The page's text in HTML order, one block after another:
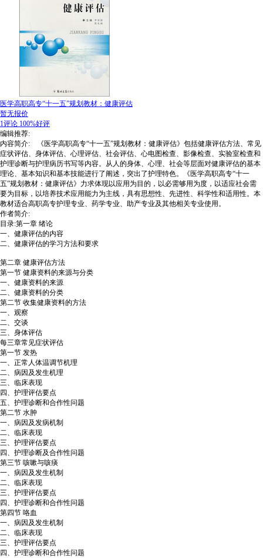
医学高职高专“十一五”规划教材：健康评估
暂无报价
1评论 100%好评
编辑推荐:
内容简介: 《医学高职高专“十一五”规划教材：健康评估》包括健康评估方法、常见
症状评估、身体评估、心理评估、社会评估、心电图检查、影像检查、实验室检查和
护理诊断与护理病历书写等内容。从人的身体、心理、社会等层面对健康评估的基本
理论、基本知识和基本技能进行了阐述，突出了护理特色。《医学高职高专“十一
五”规划教材：健康评估》力求体现以应用为目的，以必需够用为度，以适应社会需
要为目标，以培养技术应用能力为主线，具有思想性、先进性、科学性和适用性。本
教材适合高职高专护理专业、药学专业、助产专业及其他相关专业使用。
作者简介:
目录:第一章 绪论
一、健康评估的内容
二、健康评估的学习方法和要求
第二章 健康评估方法
第一节 健康资料的来源与分类
一、健康资料的来源
二、健康资料的分类
第二节 收集健康资料的方法
一、观察
二、交谈
三、身体评估
每三章常见症状评估
第一节 发热
一、正常人体温调节机理
二、病因及发生机理
三、临床表现
四、护理评估要点
五、护理诊断和合作性问题
第二节 水肿
一、病因及发病机制
二、临床表现
三、护理评估要点
四、护理诊断及合作性问题
第三节 咳嗽与咳痰
一、病因及发生机制
二、临床表现
三、护理评估要点
四、护理诊断和合作性问题
第四节 咯血
一、病因及发生机制
二、临床表现
三、护理评估要点
四、护理诊断和合作性问题